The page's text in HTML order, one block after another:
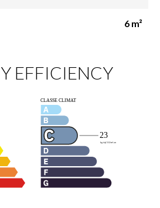
6 m²
EFFICIENCY